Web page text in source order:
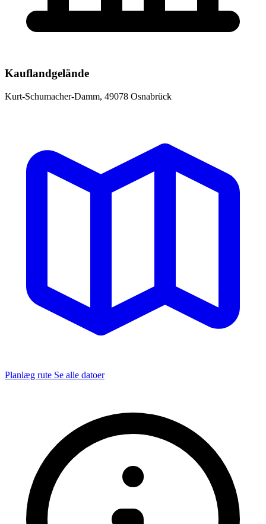
Kauflandgelände
Kurt-Schumacher-Damm, 49078 Osnabrück
Planlæg rute Se alle datoer